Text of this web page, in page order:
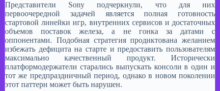
Представители Sony подчеркнули, что для них
первоочередной задачей является полная готовность
стартовой линейки игр, внутренних сервисов и достаточных
объемов поставок железа, а не гонка за датами с
оппонентами. Подобная стратегия продиктована желанием
избежать дефицита на старте и предоставить пользователям
максимально качественный продукт. Исторически
платформодержатели старались выпускать консоли в один и
тот же предпраздничный период, однако в новом поколении
этот паттерн может быть нарушен.​